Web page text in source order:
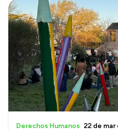
Derechos Humanos 22 de mar